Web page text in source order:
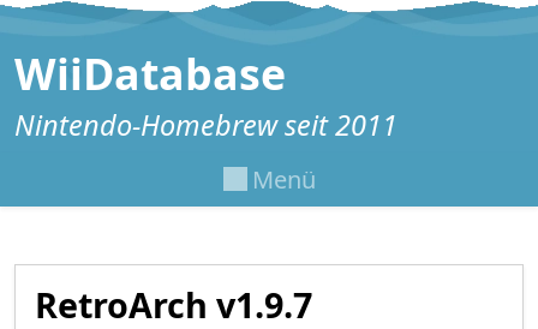
Zum Inhalt springen
WiiDatabase
Nintendo-Homebrew seit 2011
Menü
RetroArch v1.9.7